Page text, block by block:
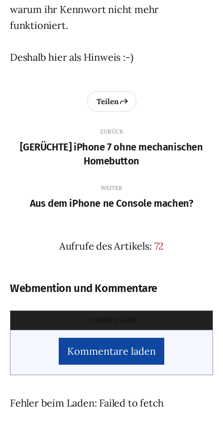
warum ihr Kennwort nicht mehr
funktioniert.
Deshalb hier als Hinweis :-)
ZURÜCK
[GERÜCHTE] iPhone 7 ohne mechanischen
Homebutton
Teilen
WEITER
Aus dem iPhone ne Console machen?
Aufrufe des Artikels: 72
Webmention und Kommentare
Kommentare laden
Fehler beim Laden: Failed to fetch